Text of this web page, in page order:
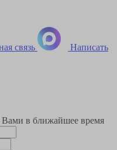
связь Написать
в ближайшее время